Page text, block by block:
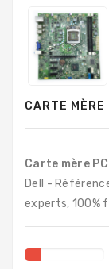
Processeurs
Mémoires
Disques
Durs
Composants
PC
Composants
PC
Portables
CARTE
Carte mère
Dell -
experts, 100%